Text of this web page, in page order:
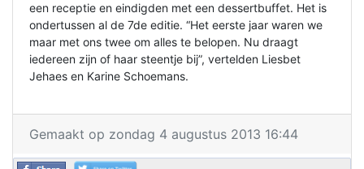
een receptie en eindigden met een dessertbuffet. Het is
ondertussen al de 7de editie. “Het eerste jaar waren we
maar met ons twee om alles te belopen. Nu draagt
iedereen zijn of haar steentje bij”, vertelden Liesbet
Jehaes en Karine Schoemans.
Gemaakt op zondag 4 augustus 2013 16:44